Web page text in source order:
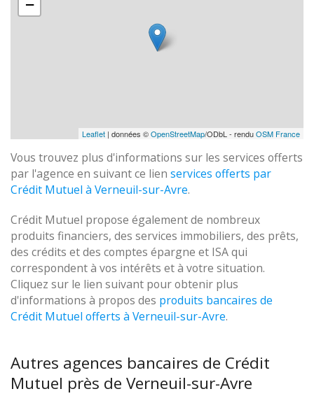
−
Leaflet | données ©OpenStreetMap/ODbL - renduOSM France
Vous trouvez plus d'informations sur les services offerts
par l'agence en suivant ce lien services offerts par
Crédit Mutuel à Verneuil-sur-Avre.
Crédit Mutuel propose également de nombreux
produits financiers, des services immobiliers, des prêts,
des crédits et des comptes épargne et ISA qui
correspondent à vos intérêts et à votre situation.
Cliquez sur le lien suivant pour obtenir plus
d'informations à propos des produits bancaires de
Crédit Mutuel offerts à Verneuil-sur-Avre.
Autres agences bancaires de Crédit
Mutuel près de Verneuil-sur-Avre